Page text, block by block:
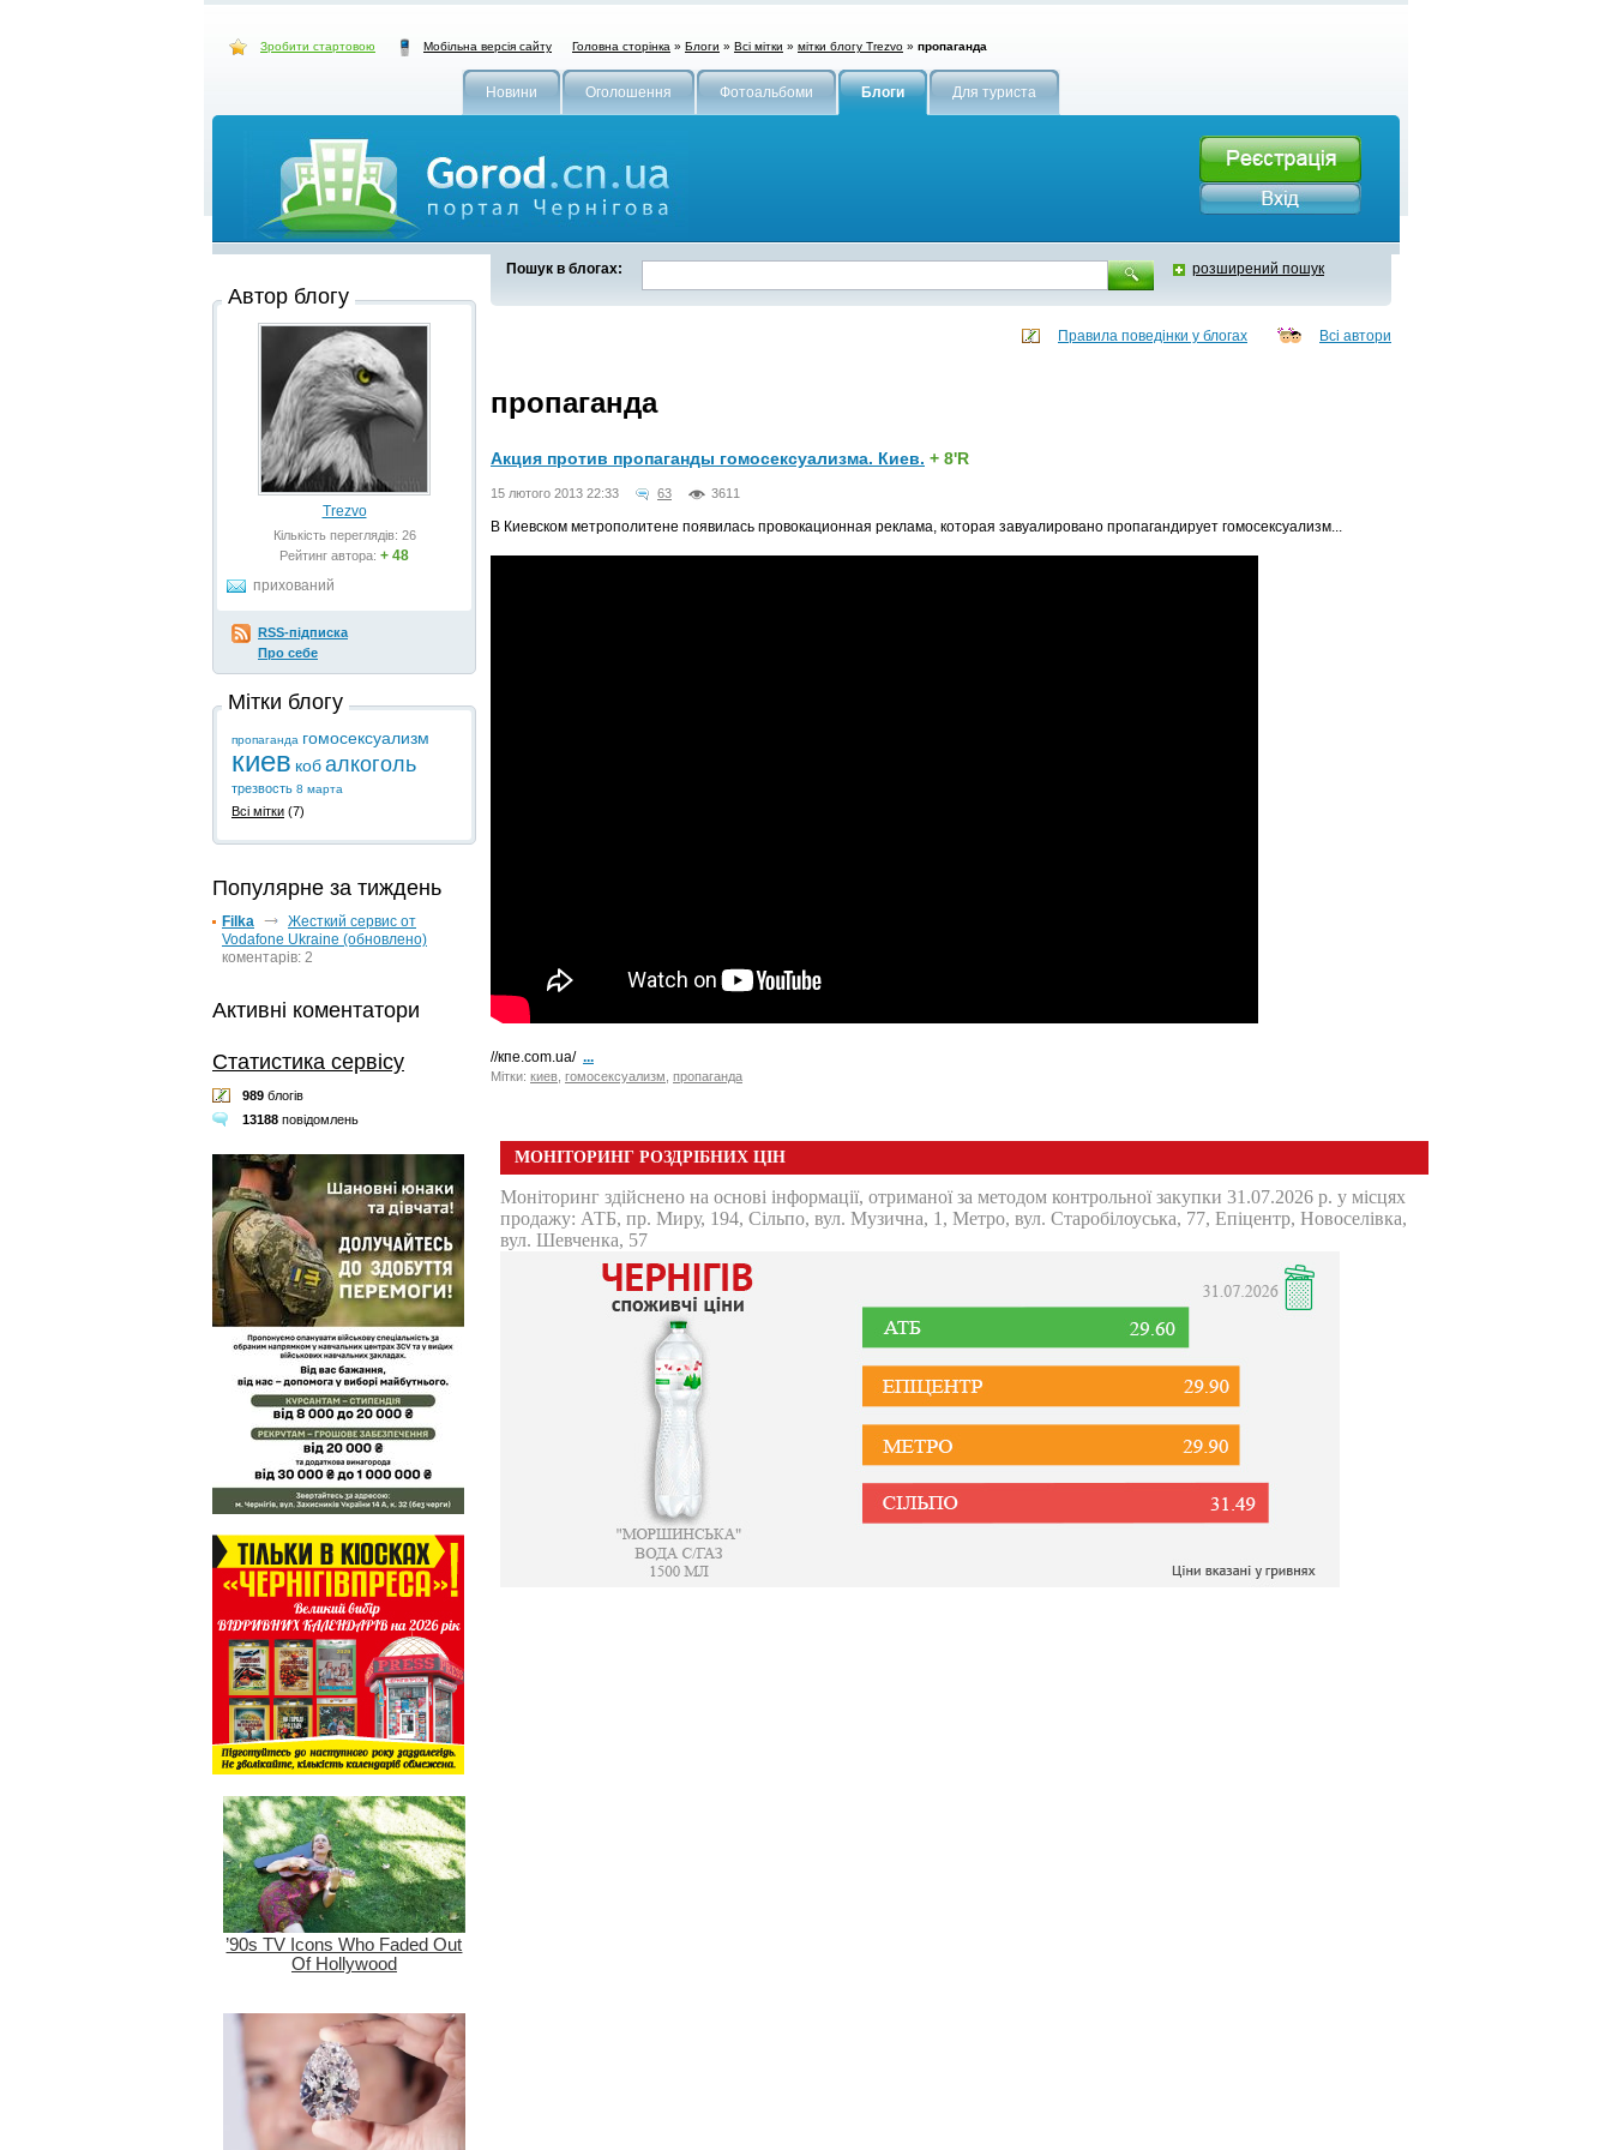
Зробити стартовою Мобільна версія сайту Головна сторінка » Блоги » Всі мітки » мітки блогу Trezvo » пропаганда
Новини Оголошення Фотоальбоми Блоги Для туриста
Пошук в блогах: розширений пошук
Правила поведінки у блогах Всі автори
пропаганда
Акция против пропаганды гомосексуализма. Киев. + 8'R
15 лютого 2013 22:33 63 3611
В Киевском метрополитене появилась провокационная реклама, которая завуалировано пропагандирует гомосексуализм...
//кпе.com.ua/ ...
Мітки: киев гомосексуализм пропаганда
Автор блогу
Trezvo
Кількість переглядів: 26
Рейтинг автора: + 48
прихований
RSS-підписка
Про себе
Мітки блогу
пропаганда гомосексуализм
киев кобалкоголь
трезвость 8 марта
Всі мітки (7)
Популярне за тиждень
Filka
Жесткий сервис от
Vodafone Ukraine (обновлено)
коментарів: 2
Активні коментатори
Статистика сервісу
989 блогів
13188 повідомлень